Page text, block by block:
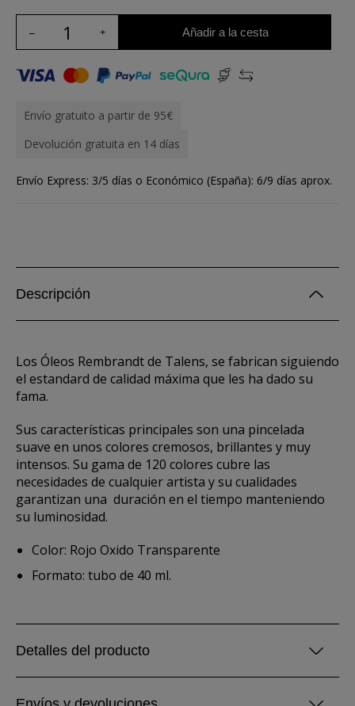
Añadir a la cesta
Envío gratuito a partir de 95€
Devolución gratuita en 14 días
Envío Express: 3/5 días o Económico (España): 6/9 días aprox.
Descripción
Los Óleos Rembrandt de Talens, se fabrican siguiendo
el estandard de calidad máxima que les ha dado su
fama.
Sus características principales son una pincelada
suave en unos colores cremosos, brillantes y muy
intensos. Su gama de 120 colores cubre las
necesidades de cualquier artista y su cualidades
garantizan una duración en el tiempo manteniendo
su luminosidad.
Color: Rojo Oxido Transparente
Formato: tubo de 40 ml.
Detalles del producto